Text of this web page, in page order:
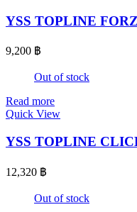
YSS TOPLINE
9,200 ฿
Out of stock
Read more
Quick View
YSS TOPLINE
12,320 ฿
Out of stock